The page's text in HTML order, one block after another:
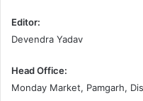
Editor:
Devendra Yadav
Head Office:
Monday Market, Pamgarh,